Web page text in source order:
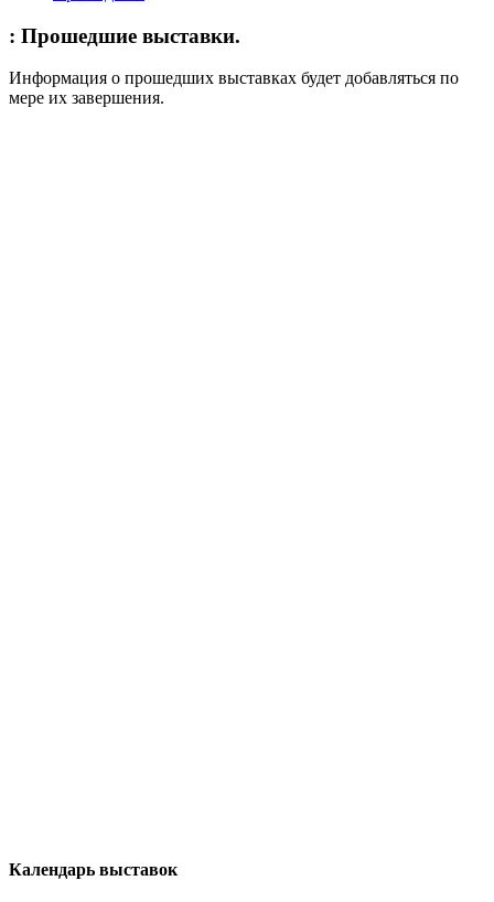
: Прошедшие выставки.
Информация о прошедших выставках будет добавляться по
мере их завершения.
Календарь выставок